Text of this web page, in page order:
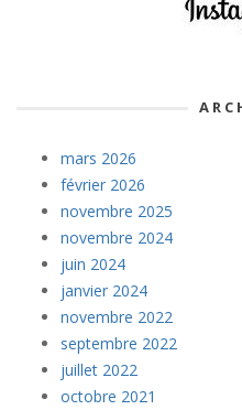
mars 2026
février 2026
novembre 2025
novembre 2024
juin 2024
janvier 2024
novembre 2022
septembre 2022
juillet 2022
octobre 2021